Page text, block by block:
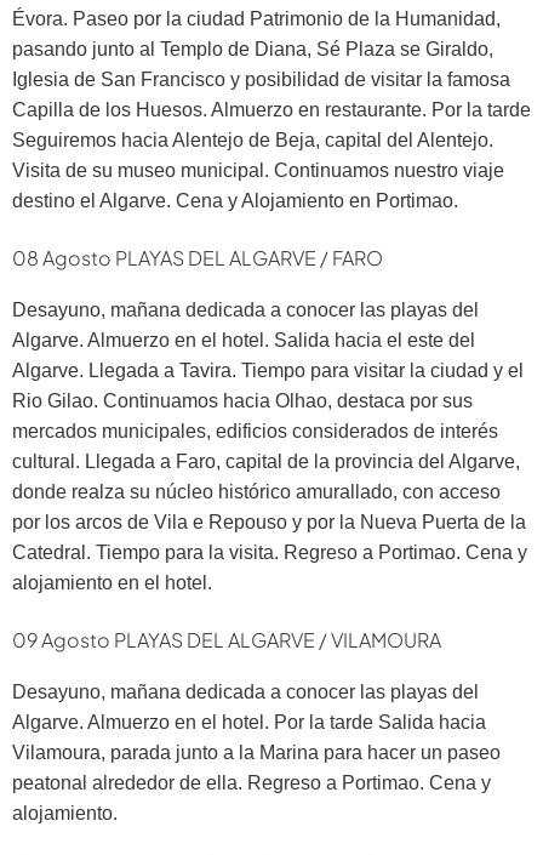
Évora. Paseo por la ciudad Patrimonio de la Humanidad,
pasando junto al Templo de Diana, Sé Plaza se Giraldo,
Iglesia de San Francisco y posibilidad de visitar la famosa
Capilla de los Huesos. Almuerzo en restaurante. Por la tarde
Seguiremos hacia Alentejo de Beja, capital del Alentejo.
Visita de su museo municipal. Continuamos nuestro viaje
destino el Algarve. Cena y Alojamiento en Portimao.
08 Agosto PLAYAS DEL ALGARVE / FARO
Desayuno, mañana dedicada a conocer las playas del
Algarve. Almuerzo en el hotel. Salida hacia el este del
Algarve. Llegada a Tavira. Tiempo para visitar la ciudad y el
Rio Gilao. Continuamos hacia Olhao, destaca por sus
mercados municipales, edificios considerados de interés
cultural. Llegada a Faro, capital de la provincia del Algarve,
donde realza su núcleo histórico amurallado, con acceso
por los arcos de Vila e Repouso y por la Nueva Puerta de la
Catedral. Tiempo para la visita. Regreso a Portimao. Cena y
alojamiento en el hotel.
09 Agosto PLAYAS DEL ALGARVE / VILAMOURA
Desayuno, mañana dedicada a conocer las playas del
Algarve. Almuerzo en el hotel. Por la tarde Salida hacia
Vilamoura, parada junto a la Marina para hacer un paseo
peatonal alrededor de ella. Regreso a Portimao. Cena y
alojamiento.